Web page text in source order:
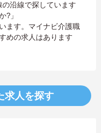
の沿線で探しています
?」
ます。マイナビ介護職
めの求人はあります
求人を探す